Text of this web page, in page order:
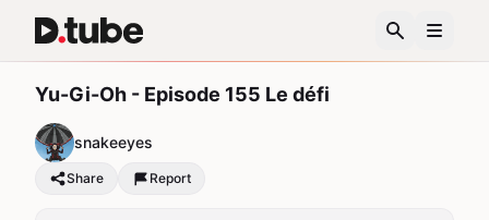
Yu-Gi-Oh - Episode 155 Le défi
snakeeyes
Share Report